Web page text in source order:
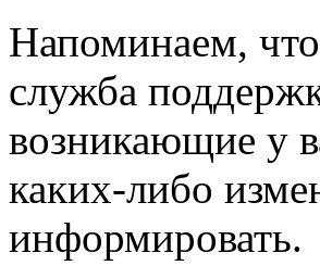
Напоминаем,
служба
возникающие у
каких-либо
информировать.